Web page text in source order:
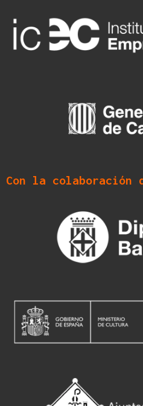
Con la colaboración